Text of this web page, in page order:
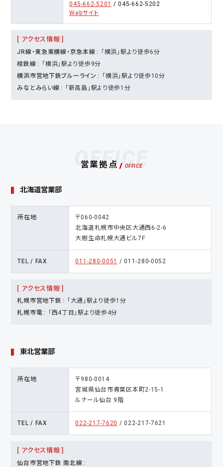
045-662-5201 / 045-662-5202
Webサイト
[ アクセス情報 ]
JR線・東急東横線・京急本線
「横浜」駅より徒歩6分
相鉄線
「横浜」駅より徒歩9分
横浜市営地下鉄ブルーライン
「横浜」駅より徒歩10分
みなとみらい線
「新高島」駅より徒歩1分
営業拠点
OFFICE
北海道営業部
所在地
〒060-0042
北海道札幌市中央区大通西6-2-6
大樹生命札幌大通ビル7Ｆ
TEL / FAX 011-280-0051 / 011-280-0052
[ アクセス情報 ]
札幌市営地下鉄
「大通」駅より徒歩1分
札幌市電
「西4丁目」駅より徒歩4分
東北営業部
所在地
〒980-0014
宮城県仙台市青葉区本町2-15-1
ルナール仙台 9階
TEL / FAX 022-217-7620 / 022-217-7621
[ アクセス情報 ]
仙台市営地下鉄 南北線